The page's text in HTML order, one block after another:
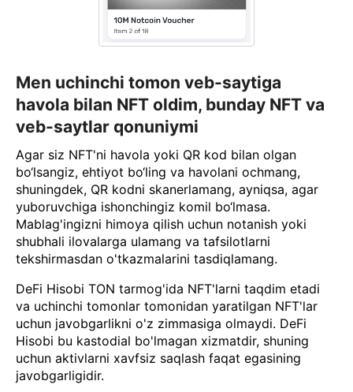
Men uchinchi tomon veb-saytiga
havola bilan NFT oldim, bunday NFT va
veb-saytlar qonuniymi
Agar siz NFT'ni havola yoki QR kod bilan olgan
bo‘lsangiz, ehtiyot bo‘ling va havolani ochmang,
shuningdek, QR kodni skanerlamang, ayniqsa, agar
yuboruvchiga ishonchingiz komil bo‘lmasa.
Mablag'ingizni himoya qilish uchun notanish yoki
shubhali ilovalarga ulamang va tafsilotlarni
tekshirmasdan o'tkazmalarini tasdiqlamang.
DeFi Hisobi TON tarmog'ida NFT'larni taqdim etadi
va uchinchi tomonlar tomonidan yaratilgan NFT'lar
uchun javobgarlikni o'z zimmasiga olmaydi. DeFi
Hisobi bu kastodial bo'lmagan xizmatdir, shuning
uchun aktivlarni xavfsiz saqlash faqat egasining
javobgarligidir.